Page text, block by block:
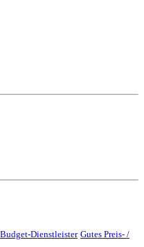
Budget-Dienstleister Gutes Preis- /